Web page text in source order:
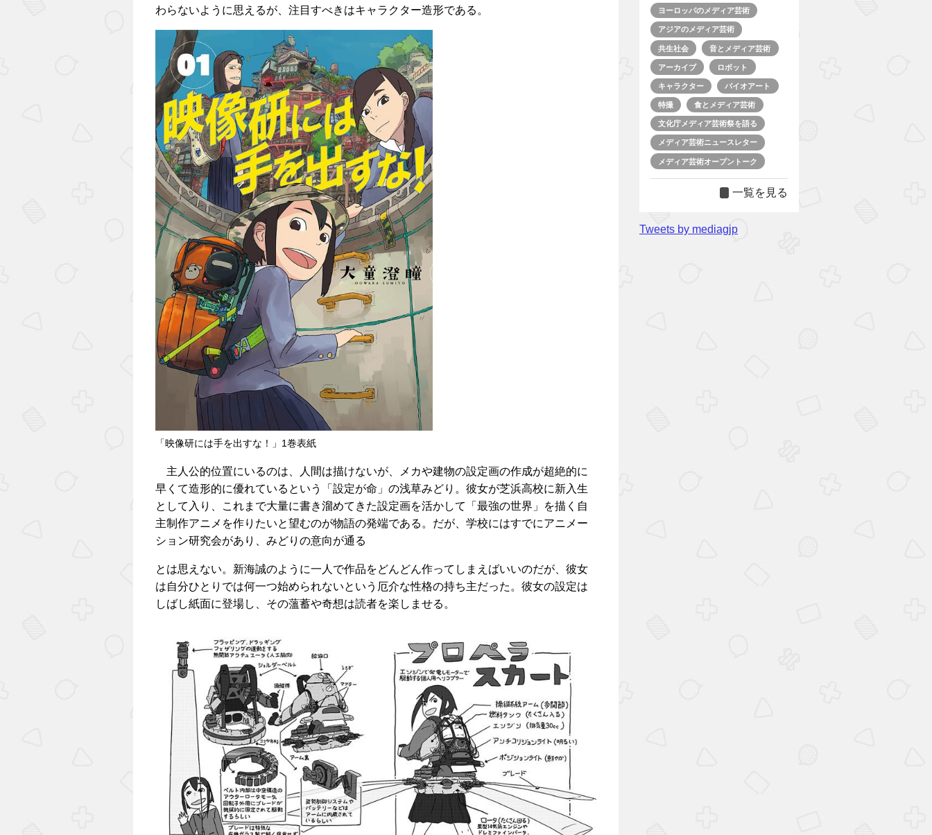
わらないように思えるが、注目すべきはキャラクター造形である。
「映像研には手を出すな！」1巻表紙
主人公的位置にいるのは、人間は描けないが、メカや建物の設定画の作成が超絶的に
早くて造形的に優れているという「設定が命」の浅草みどり。彼女が芝浜高校に新入生
として入り、これまで大量に書き溜めてきた設定画を活かして「最強の世界」を描く自
主制作アニメを作りたいと望むのが物語の発端である。だが、学校にはすでにアニメー
ション研究会があり、みどりの意向が通る
とは思えない。新海誠のように一人で作品をどんどん作ってしまえばいいのだが、彼女
は自分ひとりでは何一つ始められないという厄介な性格の持ち主だった。彼女の設定は
しばし紙面に登場し、その薀蓄や奇想は読者を楽しませる。
ヨーロッパのメディア芸術
アジアのメディア芸術
共生社会 音とメディア芸術
アーカイブ ロボット
キャラクター バイオアート
特撮 食とメディア芸術
文化庁メディア芸術祭を語る
メディア芸術ニュースレター
メディア芸術オープントーク
一覧を見る
Tweets by mediagjp